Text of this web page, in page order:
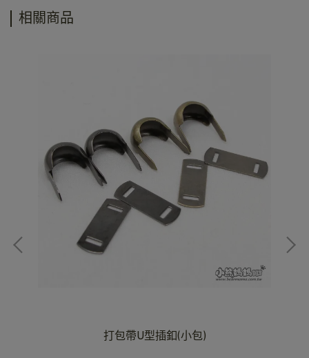
相關商品
打包帶U型插釦(小包)